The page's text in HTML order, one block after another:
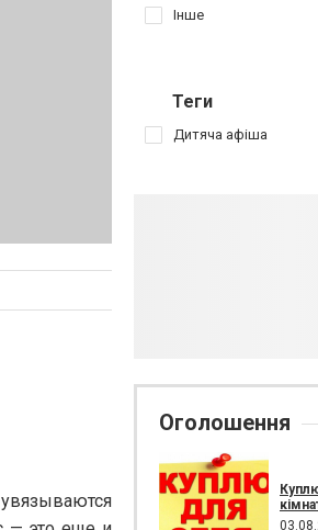
Інше
Теги
Дитяча афіша
Оголошення